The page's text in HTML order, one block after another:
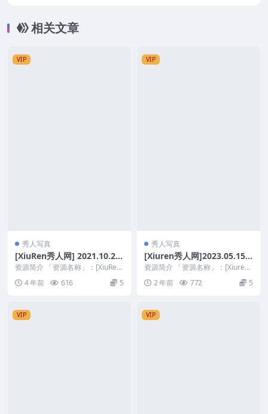
相关文章
VIP
秀人写真
[XiuRen秀人网] 2021.10.26
No.4120 唐安琪 男友的衬衫
主题系列 [91+1P 848M]
资源简介 「资源名称」：[XiuRen
4 年前 616 5
VIP
秀人写真
[Xiuren秀人网]2023.05.15
NO.6734 加朵babe[71+1P
／612MB]
资源简介 「资源名称」：[Xiuren
2 年前 772 5
VIP VIP